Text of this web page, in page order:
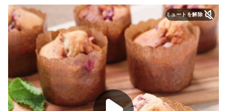
ミュートを解除